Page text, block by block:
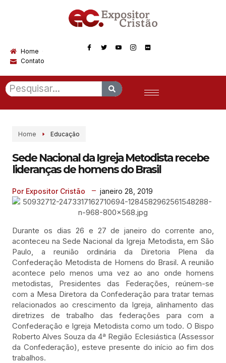
Home
Contato
Home Educação
Sede Nacional da Igreja Metodista recebe
lideranças de homens do Brasil
Por Expositor Cristão janeiro 28, 2019
Durante os dias 26 e 27 de janeiro do corrente ano,
aconteceu na Sede Nacional da Igreja Metodista, em São
Paulo, a reunião ordinária da Diretoria Plena da
Confederação Metodista de Homens do Brasil. A reunião
acontece pelo menos uma vez ao ano onde homens
metodistas, Presidentes das Federações, reúnem-se
com a Mesa Diretora da Confederação para tratar temas
relacionados ao crescimento da Igreja, alinhamento das
diretrizes de trabalho das federações para com a
Confederação e Igreja Metodista como um todo. O Bispo
Roberto Alves Souza da 4ª Região Eclesiástica (Assessor
da Confederação), esteve presente do início ao fim dos
trabalhos.